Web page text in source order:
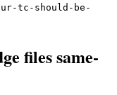
tc-should-be-
files same-